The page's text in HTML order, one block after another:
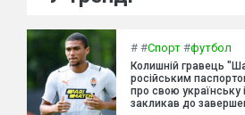
# #Спорт #футбол
Колишній гравець
російським
про свою українську
закликав до